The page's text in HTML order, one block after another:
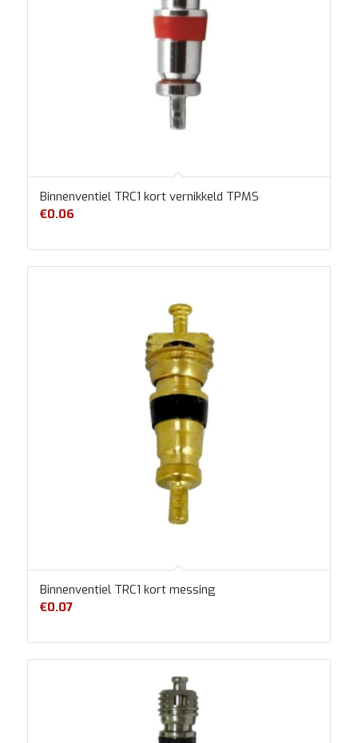
Binnenventiel TRC1 kort vernikkeld TPMS
€0.06
Binnenventiel TRC1 kort messing
€0.07